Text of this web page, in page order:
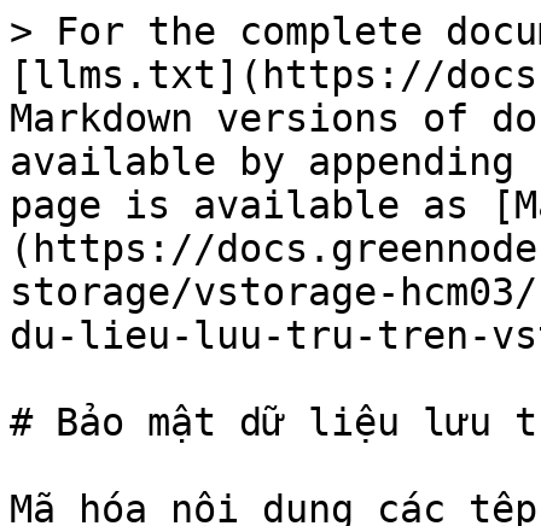
> For the complete
[llms.txt](https://
Markdown versions of
available by
page is available as
(https://
storage/vstorage-
du-lieu-luu-tru-tren-
# Bảo mật dữ liệu lưu
Mã hóa nội dung các